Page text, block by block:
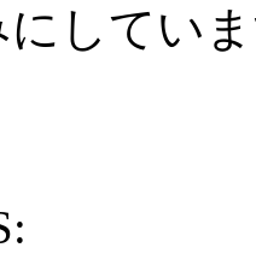
してい